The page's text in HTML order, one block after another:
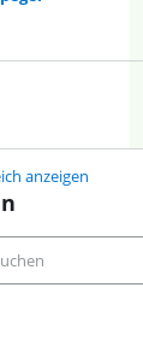
anzeigen